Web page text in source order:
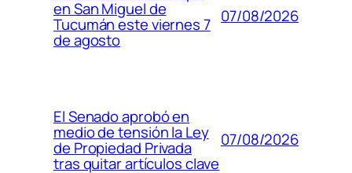
en San Miguel de
Tucumán este viernes 7
de agosto
07/08/2026
El Senado aprobó en
medio de tensión la Ley
de Propiedad Privada
tras quitar artículos clave
07/08/2026